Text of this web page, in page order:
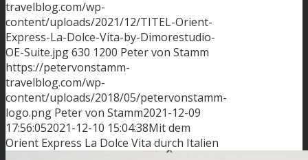
travelblog.com/wp-
content/uploads/2021/12/TITEL-Orient-
Express-La-Dolce-Vita-by-Dimorestudio-
OE-Suite.jpg630 1200 Peter von Stamm
https://petervonstamm-
travelblog.com/wp-
content/uploads/2018/05/petervonstamm-
logo.png Peter von Stamm2021-12-09
17:56:052021-12-10 15:04:38Mit dem
Orient Express La Dolce Vita durch Italien